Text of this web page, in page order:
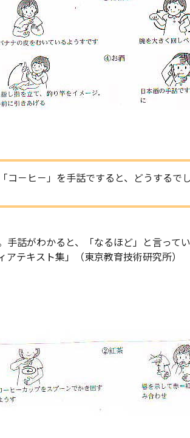
コ－ヒ－」を手話ですると、どうするで
話がわかると、「なるほど」と言って
テキスト集」（東京教育技術研究所）